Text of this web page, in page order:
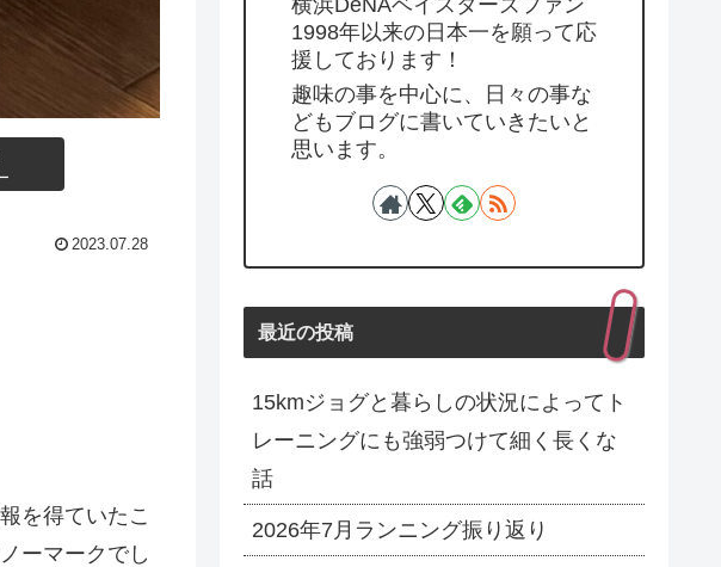
2023.07.28
を得ていたこ
ーマークでし
横浜DeNAベイスターズファン
1998年以来の日本一を願って応
援しております！
趣味の事を中心に、日々の事な
どもブログに書いていきたいと
思います。
最近の投稿
15kmジョグと暮らしの状況によってト
レーニングにも強弱つけて細く長くな
話
2026年7月ランニング振り返り